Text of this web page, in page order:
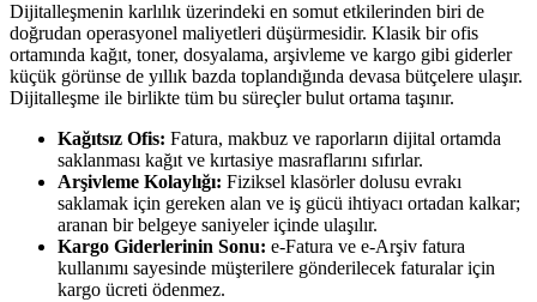
Dijitalleşmenin karlılık üzerindeki en somut etkilerinden biri de
doğrudan operasyonel maliyetleri düşürmesidir. Klasik bir ofis
ortamında kağıt, toner, dosyalama, arşivleme ve kargo gibi giderler
küçük görünse de yıllık bazda toplandığında devasa bütçelere ulaşır.
Dijitalleşme ile birlikte tüm bu süreçler bulut ortama taşınır.
Kağıtsız Ofis: Fatura, makbuz ve raporların dijital ortamda
saklanması kağıt ve kırtasiye masraflarını sıfırlar.
Arşivleme Kolaylığı: Fiziksel klasörler dolusu evrakı
saklamak için gereken alan ve iş gücü ihtiyacı ortadan kalkar;
aranan bir belgeye saniyeler içinde ulaşılır.
Kargo Giderlerinin Sonu: e-Fatura ve e-Arşiv fatura
kullanımı sayesinde müşterilere gönderilecek faturalar için
kargo ücreti ödenmez.